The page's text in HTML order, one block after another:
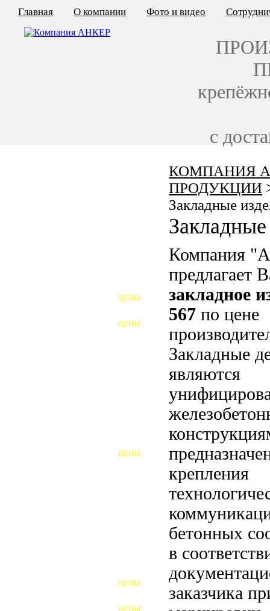
КОМПАНИЯ
ПРОДУКЦИИ
Закладные
Компания
предлагает
закладное
567 по цене
Закладные
являются
крепления
бетонных
в
заказчика
ЦЕНЫ
ЦЕНЫ
ШАЙБЫ ФУНДАМЕНТНЫЕ
ЦЕНЫ
ЦЕНЫ
ЦЕНЫ
Главная О компании Фото и видео
с